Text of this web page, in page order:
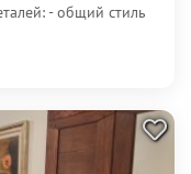
- общий стиль